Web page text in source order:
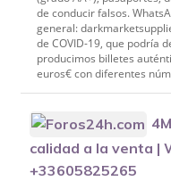
de conducir falsos.
general:
de COVID-19, que podría
producimos billetes
euros€ con diferentes
calidad a la venta |
+33605825265